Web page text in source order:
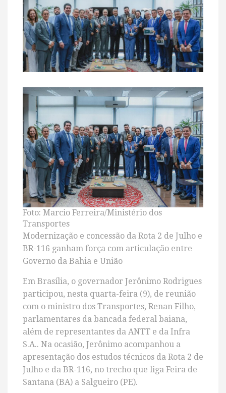
Foto: Marcio Ferreira/Ministério dos
Transportes
Modernização e concessão da Rota 2 de Julho e
BR-116 ganham força com articulação entre
Governo da Bahia e União
Em Brasília, o governador Jerônimo Rodrigues
participou, nesta quarta-feira (9), de reunião
com o ministro dos Transportes, Renan Filho,
parlamentares da bancada federal baiana,
além de representantes da ANTT e da Infra
S.A.. Na ocasião, Jerônimo acompanhou a
apresentação dos estudos técnicos da Rota 2 de
Julho e da BR-116, no trecho que liga Feira de
Santana (BA) a Salgueiro (PE).